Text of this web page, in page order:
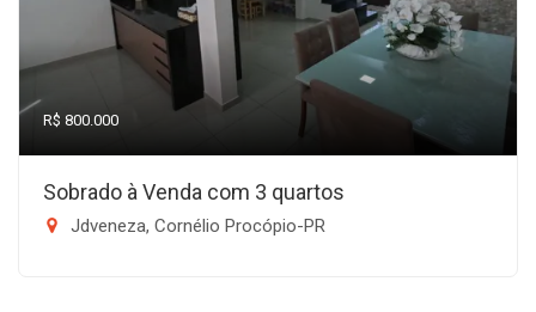
R$ 800.000
Sobrado à Venda com 3 quartos
Jdveneza, Cornélio Procópio-PR